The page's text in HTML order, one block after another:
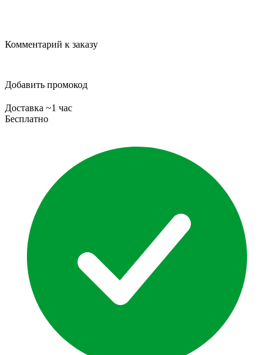
Комментарий к заказу
Добавить промокод
Доставка ~1 час
Бесплатно